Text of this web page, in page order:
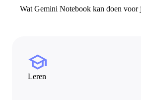
Wat Gemini Notebook kan doen voor
school
Leren